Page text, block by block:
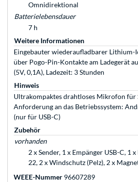
Omnidirektional
Batterielebensdauer
7 h
Weitere Informationen
Eingebauter wiederaufladbarer Lithium-
über Pogo-Pin-Kontakte am Ladegerät
(5V, 0,1A), Ladezeit: 3 Stunden
Hinweis
Ultrakompaktes drahtloses Mikrofon für
Anforderung an das Betriebssystem:
(nur für USB-C)
Zubehör
vorhanden
2 x Sender, 1 x Empänger USB-C, 1
22, 2 x Windschutz (Pelz), 2 x
WEEE-Nummer 96607289